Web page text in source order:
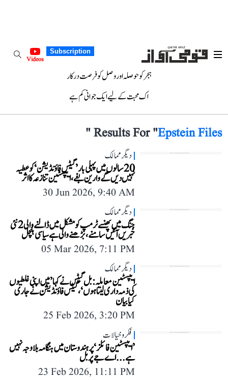
Subscription
Videos
ہجر کو حوصلہ اور وصل کو فرصت درکار
اک محبت کے لیے ایک جوانی کم ہے
Results For "Epstein Files
"
دیگر ممالک
20 سالوں میں پہلی بار ’گیٹس فاؤنڈیشن‘ کو عطیہ
نہیں دیں گے وارین بفے، ایپسٹین تنازعہ کا اثر
30 Jun 2026, 9:40 AM
دیگر ممالک
جنگ میں پھنسے ٹرمپ کو مشکل میں ڈالنے والی 2 نئی
خبریں آئیں سامنے، بڑھنے والی ہے سیاسی ہلچل
05 Mar 2026, 7:11 PM
دیگر ممالک
ایپسٹین معاملہ: بل گیٹس نے کہا ’میں اپنی غلطیوں
کی ذمہ داری لیتا ہوں‘، گیٹس فاؤنڈیشن نے جاری
کیا بیان
25 Feb 2026, 3:20 PM
فکر و خیالات
’ایپسٹین فائلز‘ پر ہندوستان میں ہنگامہ بلاوجہ نہیں
ہے... اے جے پربل
23 Feb 2026, 11:11 PM